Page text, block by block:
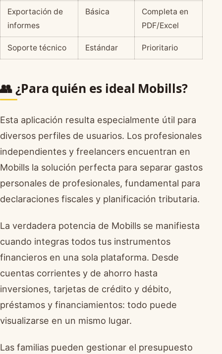
Exportación de
informes
Básica
Completa en
PDF/Excel
Soporte técnico Estándar Prioritario
👥 ¿Para quién es ideal Mobills?
Esta aplicación resulta especialmente útil para
diversos perfiles de usuarios. Los profesionales
independientes y freelancers encuentran en
Mobills la solución perfecta para separar gastos
personales de profesionales, fundamental para
declaraciones fiscales y planificación tributaria.
La verdadera potencia de Mobills se manifiesta
cuando integras todos tus instrumentos
financieros en una sola plataforma. Desde
cuentas corrientes y de ahorro hasta
inversiones, tarjetas de crédito y débito,
préstamos y financiamientos: todo puede
visualizarse en un mismo lugar.
Las familias pueden gestionar el presupuesto